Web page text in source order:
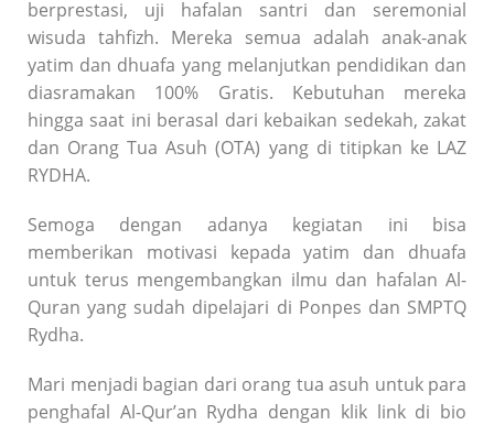
berprestasi, uji hafalan santri dan seremonial
wisuda tahfizh. Mereka semua adalah anak-anak
yatim dan dhuafa yang melanjutkan pendidikan dan
diasramakan 100% Gratis. Kebutuhan mereka
hingga saat ini berasal dari kebaikan sedekah, zakat
dan Orang Tua Asuh (OTA) yang di titipkan ke LAZ
RYDHA.
Semoga dengan adanya kegiatan ini bisa
memberikan motivasi kepada yatim dan dhuafa
untuk terus mengembangkan ilmu dan hafalan Al-
Quran yang sudah dipelajari di Ponpes dan SMPTQ
Rydha.
Mari menjadi bagian dari orang tua asuh untuk para
penghafal Al-Qur’an Rydha dengan klik link di bio